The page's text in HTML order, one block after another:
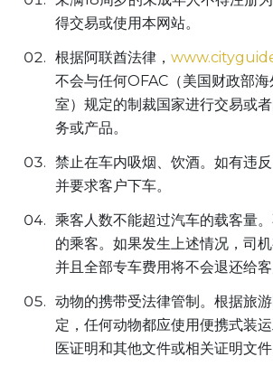
得交易或使用本网站。
根据阿联酋法律，
不会与任何OFAC（美国财政部
室）规定的制裁国家进行交易或
务或产品。
禁止在车内吸烟、饮酒。如有违
并要求客户下车。
乘客人数不能超过汽车的载客量
的乘客。如果发生上述情况，司
并且全部专车费用将不会退还给客
动物的携带受法律管制。根据旅
定，任何动物都应使用便携式装
医证明和其他文件或相关证明文件